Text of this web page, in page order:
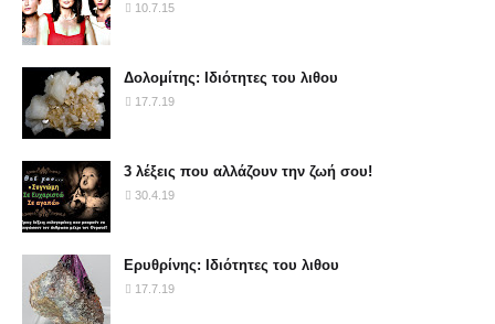
10.7.15
Δολομίτης: Ιδιότητες του λιθου
17.7.19
3 λέξεις που αλλάζουν την ζωή σου!
30.4.19
Ερυθρίνης: Ιδιότητες του λιθου
17.7.19